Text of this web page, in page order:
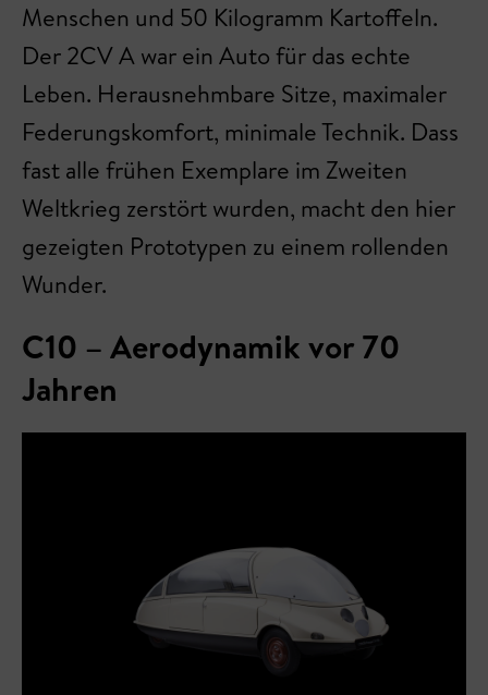
Menschen und 50 Kilogramm Kartoffeln.
Der 2CV A war ein Auto für das echte
Leben. Herausnehmbare Sitze, maximaler
Federungskomfort, minimale Technik. Dass
fast alle frühen Exemplare im Zweiten
Weltkrieg zerstört wurden, macht den hier
gezeigten Prototypen zu einem rollenden
Wunder.
C10 – Aerodynamik vor 70
Jahren